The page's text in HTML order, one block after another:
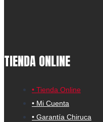
TIENDA ONLINE
• Tienda Online
• Mi Cuenta
• Garantía Chiruca